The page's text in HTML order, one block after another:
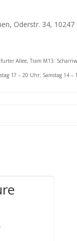
Oderstr. 34,
Allee, Tram M13:
17 – 20 Uhr; Samstag 14 –